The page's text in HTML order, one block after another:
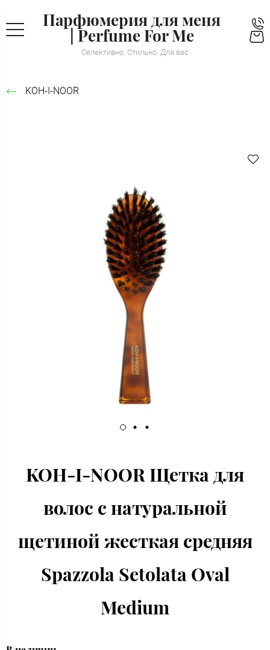
Парфюмерия для меня
| Perfume For Me
Селективно. Стильно. Для вас
KOH-I-NOOR
KOH-I-NOOR Щетка для
волос с натуральной
щетиной жесткая средняя
Spazzola Setolata Oval
Medium